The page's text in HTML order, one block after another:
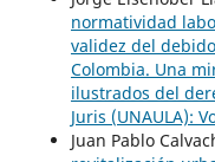
normatividad
validez del
Colombia. Una
ilustrados del
Juris (UNAULA):
Juan Pablo